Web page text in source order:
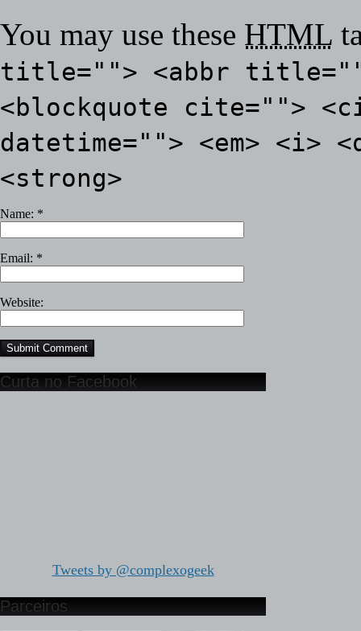
You may use these HTML
title=""> <abbr
<blockquote cite="">
datetime=""> <em> <i>
<strong>
Name: *
Email: *
Website:
Curta no Facebook
Tweets by @complexogeek
Parceiros